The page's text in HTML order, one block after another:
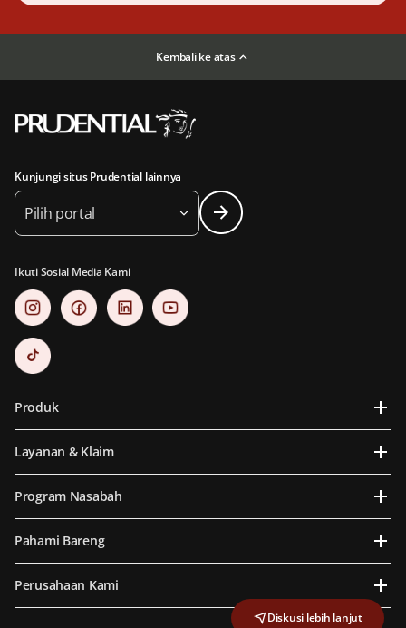
Diskusi lebih lanjut
Kembali ke atas
Kunjungi situs Prudential lainnya
Pilih portal
Ikuti Sosial Media Kami
Produk
Layanan & Klaim
Program Nasabah
Pahami Bareng
Perusahaan Kami